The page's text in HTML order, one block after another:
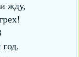
жду,